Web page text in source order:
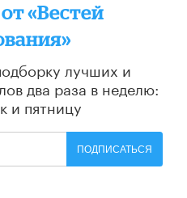
«Вестей
лучших и
два раза в неделю:
и пятницу
ПОДПИСАТЬСЯ